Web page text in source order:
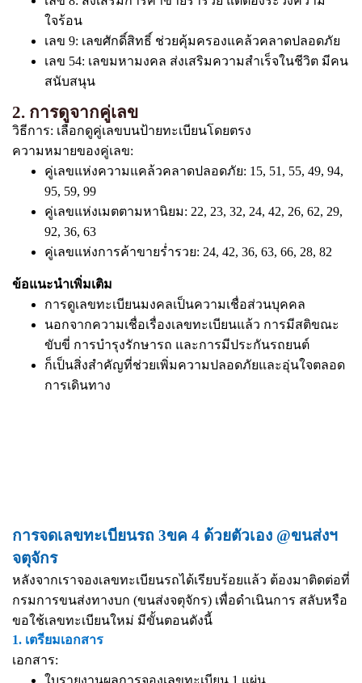
ใจร้อน
เลข 9: เลขศักดิ์สิทธิ์ ช่วยคุ้มครองแคล้วคลาดปลอดภัย
เลข 54: เลขมหามงคล ส่งเสริมความสำเร็จในชีวิต มีคน
สนับสนุน
2. การดูจากคู่เลข
วิธีการ: เลือกดูคู่เลขบนป้ายทะเบียนโดยตรง
ความหมายของคู่เลข:
คู่เลขแห่งความแคล้วคลาดปลอดภัย: 15, 51, 55, 49, 94,
95, 59, 99
คู่เลขแห่งเมตตามหานิยม: 22, 23, 32, 24, 42, 26, 62, 29,
92, 36, 63
คู่เลขแห่งการค้าขายร่ำรวย: 24, 42, 36, 63, 66, 28, 82
ข้อแนะนำเพิ่มเติม
การดูเลขทะเบียนมงคลเป็นความเชื่อส่วนบุคคล
นอกจากความเชื่อเรื่องเลขทะเบียนแล้ว การมีสติขณะ
ขับขี่ การบำรุงรักษารถ และการมีประกันรถยนต์
ก็เป็นสิ่งสำคัญที่ช่วยเพิ่มความปลอดภัยและอุ่นใจตลอด
การเดินทาง
การจดเลขทะเบียนรถ 3ขค 4 ด้วยตัวเอง @ขนส่งฯ
จตุจักร
หลังจากเราจองเลขทะเบียนรถได้เรียบร้อยแล้ว ต้องมาติดต่อที่
กรมการขนส่งทางบก (ขนส่งจตุจักร) เพื่อดำเนินการ สลับหรือ
ขอใช้เลขทะเบียนใหม่ มีขั้นตอนดังนี้
1. เตรียมเอกสาร
เอกสาร:
ใบรายงานผลการจองเลขทะเบียน 1 แผ่น